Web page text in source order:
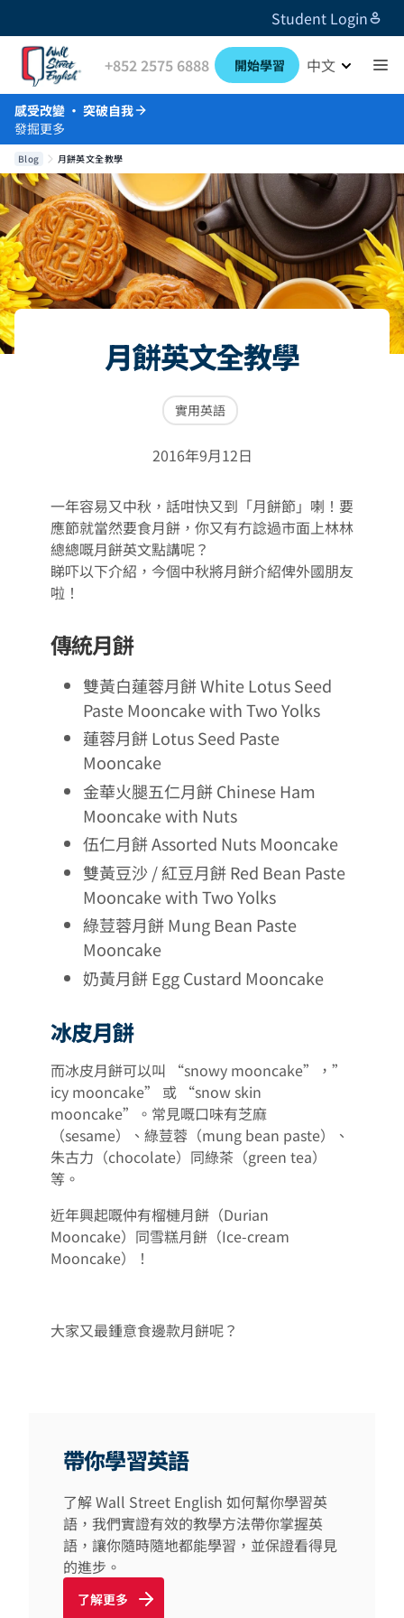
Student Login
+852 2575 6888 開始學習 中文
感受改變 · 突破自我
發掘更多
Blog 月餅英文全教學
月餅英文全教學
實用英語
2016年9月12日
一年容易又中秋，話咁快又到「月餅節」喇！要
應節就當然要食月餅，你又有冇諗過市面上林林
總總嘅月餅英文點講呢？
睇吓以下介紹，今個中秋將月餅介紹俾外國朋友
啦！
傳統月餅
雙黃白蓮蓉月餅 White Lotus Seed
Paste Mooncake with Two Yolks
蓮蓉月餅 Lotus Seed Paste
Mooncake
金華火腿五仁月餅 Chinese Ham
Mooncake with Nuts
伍仁月餅 Assorted Nuts Mooncake
雙黃豆沙 / 紅豆月餅 Red Bean Paste
Mooncake with Two Yolks
綠荳蓉月餅 Mung Bean Paste
Mooncake
奶黃月餅 Egg Custard Mooncake
冰皮月餅
而冰皮月餅可以叫 “snowy mooncake”，”
icy mooncake” 或 “snow skin
mooncake”。常見嘅口味有芝麻
（sesame）、綠荳蓉（mung bean paste）、
朱古力（chocolate）同綠茶（green tea）
等。
近年興起嘅仲有榴槤月餅（Durian
Mooncake）同雪糕月餅（Ice-cream
Mooncake）！
大家又最鍾意食邊款月餅呢？
帶你學習英語
了解 Wall Street English 如何幫你學習英
語，我們實證有效的教學方法帶你掌握英
語，讓你隨時隨地都能學習，並保證看得見
的進步。
了解更多